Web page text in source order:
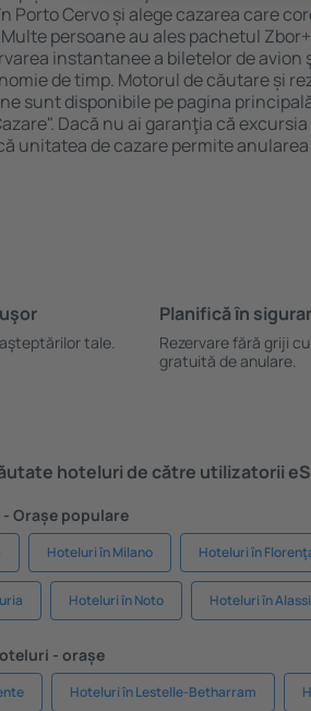
Porto Cervo și alege cazarea care
persoane au ales pachetul
instantanee a biletelor de avion
de timp. Motorul de căutare și
sunt disponibile pe pagina
Dacă nu ai garanţia că excursia
unitatea de cazare permite
tale.
Planifică ȋn
Rezervare fără griji
gratuită de anulare.
hoteluri de către utilizatorii
Orașe populare
Hoteluri în Milano Hoteluri în
Hoteluri în Noto Hoteluri în
- orașe
Hoteluri în Lestelle-Betharram